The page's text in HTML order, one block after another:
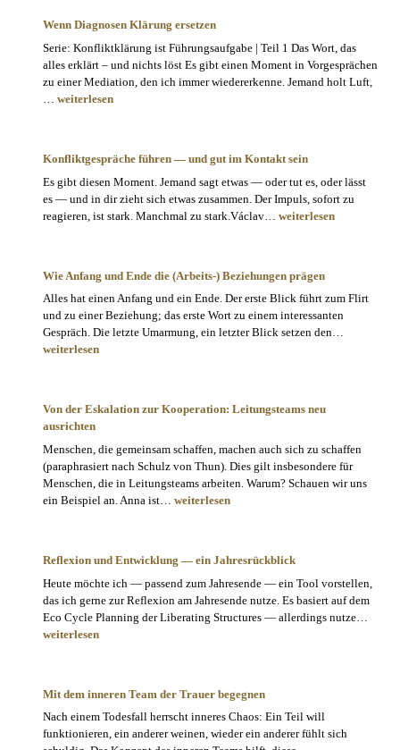
ein
gutes
Versteck
Wenn Diagnosen Klärung ersetzen
Serie: Konfliktklärung ist Führungsaufgabe | Teil 1 Das Wort, das
alles erklärt – und nichts löst Es gibt einen Moment in Vorgesprächen
zu einer Mediation, den ich immer wiedererkenne. Jemand holt Luft,
Wenn
weiterlesen
Konfliktgespräche führen — und gut im Kontakt sein
Es gibt diesen Moment. Jemand sagt etwas — oder tut es, oder lässt
es — und in dir zieht sich etwas zusammen. Der Impuls, sofort zu
reagieren, ist stark. Manchmal zu stark.Václav… Konfliktgespräche
gut
im
Kontakt
sein
weiterlesen
Wie Anfang und Ende die (Arbeits-) Beziehungen prägen
Alles hat einen Anfang und ein Ende. Der erste Blick führt zum Flirt
und zu einer Beziehung; das erste Wort zu einem interessanten
Gespräch. Die letzte Umarmung, ein letzter Blick setzen den…
prägen
weiterlesen
Von der Eskalation zur Kooperation: Leitungsteams neu
ausrichten
Menschen, die gemeinsam schaffen, machen auch sich zu schaffen
(paraphrasiert nach Schulz von Thun). Dies gilt insbesondere für
Menschen, die in Leitungsteams arbeiten. Warum? Schauen wir uns
ein Beispiel an. Anna ist… Von
Kooperation:
Leitungsteams
neu
ausrichten
weiterlesen
Reflexion und Entwicklung — ein Jahresrückblick
Heute möchte ich — passend zum Jahresende — ein Tool vorstellen,
das ich gerne zur Reflexion am Jahresende nutze. Es basiert auf dem
Eco Cycle Planning der Liberating Structures — allerdings nutze…
weiterlesen
Mit dem inneren Team der Trauer begegnen
Nach einem Todesfall herrscht inneres Chaos: Ein Teil will
funktionieren, ein anderer weinen, wieder ein anderer fühlt sich